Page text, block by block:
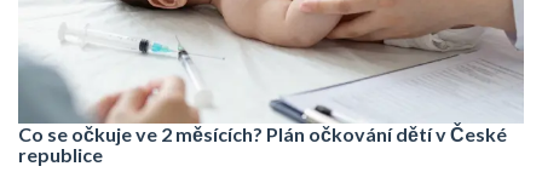
Co se očkuje ve 2 měsících? Plán očkování dětí v České
republice